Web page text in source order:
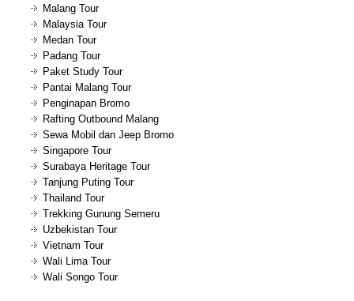
Malang Tour
Malaysia Tour
Medan Tour
Padang Tour
Paket Study Tour
Pantai Malang Tour
Penginapan Bromo
Rafting Outbound Malang
Sewa Mobil dan Jeep Bromo
Singapore Tour
Surabaya Heritage Tour
Tanjung Puting Tour
Thailand Tour
Trekking Gunung Semeru
Uzbekistan Tour
Vietnam Tour
Wali Lima Tour
Wali Songo Tour